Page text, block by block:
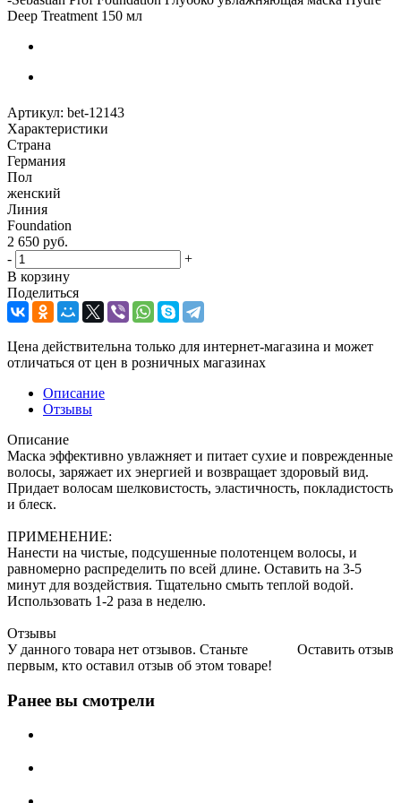
Deep Treatment 150 мл
Артикул: bet-12143
Характеристики
Страна
Германия
Пол
женский
Линия
Foundation
2 650 руб.
-
+
В корзину
Поделиться
Цена действительна только для интернет-магазина и может
отличаться от цен в розничных магазинах
Описание
Отзывы
Описание
Маска эффективно увлажняет и питает сухие и поврежденные
волосы, заряжает их энергией и возвращает здоровый вид.
Придает волосам шелковистость, эластичность, покладистость
и блеск.
ПРИМЕНЕНИЕ:
Нанести на чистые, подсушенные полотенцем волосы, и
равномерно распределить по всей длине. Оставить на 3-5
минут для воздействия. Тщательно смыть теплой водой.
Использовать 1-2 раза в неделю.
Отзывы
Оставить отзыв
У данного товара нет отзывов. Станьте
первым, кто оставил отзыв об этом товаре!
Ранее вы смотрели